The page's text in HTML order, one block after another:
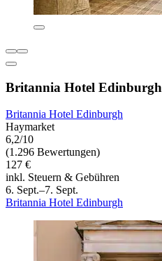
Britannia Hotel Edinburgh
Britannia Hotel Edinburgh
Haymarket
6,2/10
(1.296 Bewertungen)
127 €
inkl. Steuern & Gebühren
6. Sept.–7. Sept.
Britannia Hotel Edinburgh